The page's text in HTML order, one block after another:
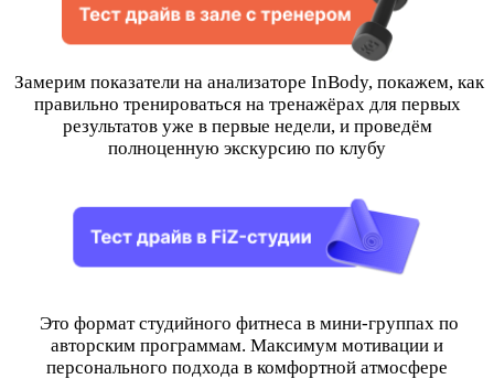
Замерим показатели на анализаторе InBody, покажем, как
правильно тренироваться на тренажёрах для первых
результатов уже в первые недели, и проведём
полноценную экскурсию по клубу
Это формат студийного фитнеса в мини-группах по
авторским программам. Максимум мотивации и
персонального подхода в комфортной атмосфере